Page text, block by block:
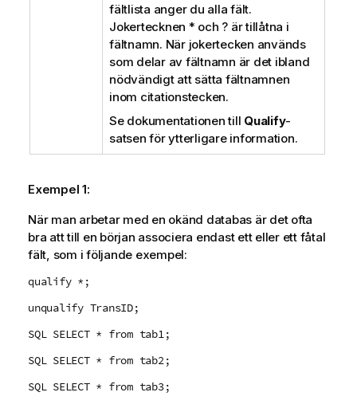
fältlista anger du alla fält.
Jokertecknen * och ? är tillåtna i
fältnamn. När jokertecken används
som delar av fältnamn är det ibland
nödvändigt att sätta fältnamnen
inom citationstecken.
Se dokumentationen till Qualify-
satsen för ytterligare information.
Exempel 1:
När man arbetar med en okänd databas är det ofta
bra att till en början associera endast ett eller ett fåtal
fält, som i följande exempel:
qualify *;
unqualify TransID;
SQL SELECT * from tab1;
SQL SELECT * from tab2;
SQL SELECT * from tab3;